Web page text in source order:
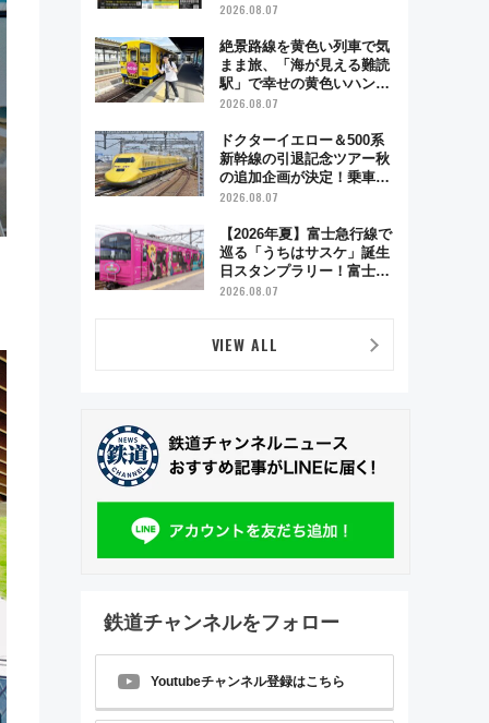
ク「ナイトZOO」開催情報
2026.08.07
絶景路線を黄色い列車で気
まま旅、「海が見える難読
駅」で幸せの黄色いハンカ
チに願いを 「新・鉄道ひ
「島原鉄道」
2026.08.07
ドクターイエロー＆500系
新幹線の引退記念ツアー秋
の追加企画が決定！乗車体
験やグッズ・ホテル情報ま
2026.08.07
【2026年夏】富士急行線で
巡る「うちはサスケ」誕生
日スタンプラリー！富士急
ハイランド限定グルメ＆グ
2026.08.07
VIEW ALL
鉄道チャンネルをフォロー
Youtubeチャンネル登録はこちら